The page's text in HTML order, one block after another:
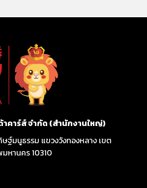
คาร์ส์ จำกัด (สำนักงานใหญ่)
ฐ์มนูธรรม แขวงวังทองหลาง เขต
หานคร 10310